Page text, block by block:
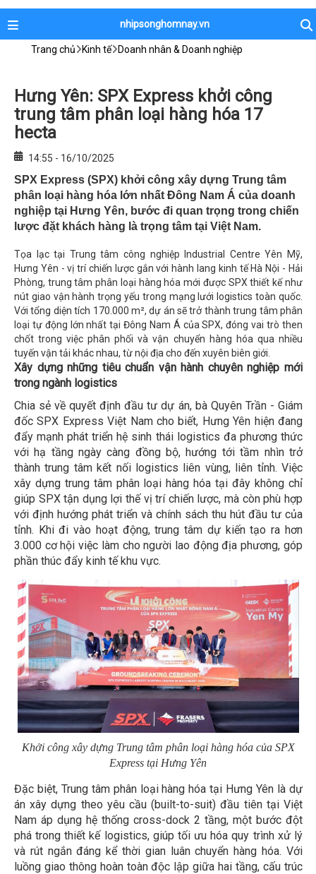
nhipsonghomnay.vn
Trang chủ Kinh tế Doanh nhân & Doanh nghiệp
Hưng Yên: SPX Express khởi công
trung tâm phân loại hàng hóa 17
hecta
14:55 - 16/10/2025
SPX Express (SPX) khởi công xây dựng Trung tâm
phân loại hàng hóa lớn nhất Đông Nam Á của doanh
nghiệp tại Hưng Yên, bước đi quan trọng trong chiến
lược đặt khách hàng là trọng tâm tại Việt Nam.
Tọa lạc tại Trung tâm công nghiệp Industrial Centre Yên Mỹ,
Hưng Yên - vị trí chiến lược gắn với hành lang kinh tế Hà Nội - Hải
Phòng, trung tâm phân loại hàng hóa mới được SPX thiết kế như
nút giao vận hành trọng yếu trong mạng lưới logistics toàn quốc.
Với tổng diện tích 170.000 m², dự án sẽ trở thành trung tâm phân
loại tự động lớn nhất tại Đông Nam Á của SPX, đóng vai trò then
chốt trong việc phân phối và vận chuyển hàng hóa qua nhiều
tuyến vận tải khác nhau, từ nội địa cho đến xuyên biên giới.
Xây dựng những tiêu chuẩn vận hành chuyên nghiệp mới
trong ngành logistics
Chia sẻ về quyết định đầu tư dự án, bà Quyên Trần - Giám
đốc SPX Express Việt Nam cho biết, Hưng Yên hiện đang
đẩy mạnh phát triển hệ sinh thái logistics đa phương thức
với hạ tầng ngày càng đồng bộ, hướng tới tầm nhìn trở
thành trung tâm kết nối logistics liên vùng, liên tỉnh. Việc
xây dựng trung tâm phân loại hàng hóa tại đây không chỉ
giúp SPX tận dụng lợi thế vị trí chiến lược, mà còn phù hợp
với định hướng phát triển và chính sách thu hút đầu tư của
tỉnh. Khi đi vào hoạt động, trung tâm dự kiến tạo ra hơn
3.000 cơ hội việc làm cho người lao động địa phương, góp
phần thúc đẩy kinh tế khu vực.
Khởi công xây dựng Trung tâm phân loại hàng hóa của SPX
Express tại Hưng Yên
Đặc biệt, Trung tâm phân loại hàng hóa tại Hưng Yên là dự
án xây dựng theo yêu cầu (built-to-suit) đầu tiên tại Việt
Nam áp dụng hệ thống cross-dock 2 tầng, một bước đột
phá trong thiết kế logistics, giúp tối ưu hóa quy trình xử lý
và rút ngắn đáng kể thời gian luân chuyển hàng hóa. Với
luồng giao thông hoàn toàn độc lập giữa hai tầng, cấu trúc